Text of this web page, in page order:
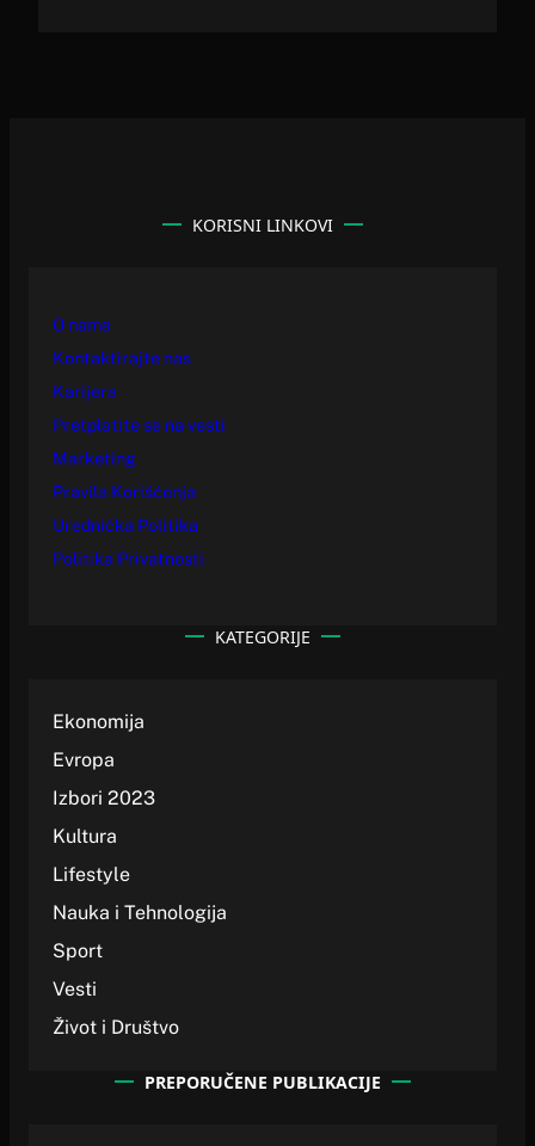
KORISNI LINKOVI
O nama
Kontaktirajte nas
Karijera
Pretplatite se na vesti
Marketing
Pravila Korišćenja
Urednička Politika
Politika Privatnosti
KATEGORIJE
Ekonomija
Evropa
Izbori 2023
Kultura
Lifestyle
Nauka i Tehnologija
Sport
Vesti
Život i Društvo
PREPORUČENE PUBLIKACIJE